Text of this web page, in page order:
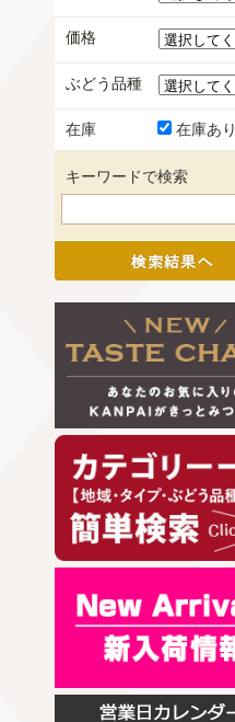
価格
ぶどう品種
在庫 在庫あり
キーワードで検索